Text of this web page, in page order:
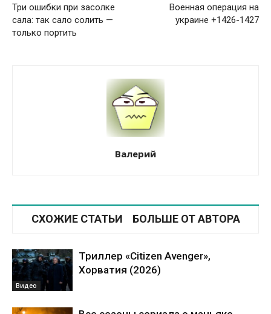
Три ошибки при засолке
сала: так сало солить —
только портить
Военная операция на
украине +1426-1427
Валерий
СХОЖИЕ СТАТЬИ БОЛЬШЕ ОТ АВТОРА
Видео
Триллер «Citizen Avenger»,
Хорватия (2026)